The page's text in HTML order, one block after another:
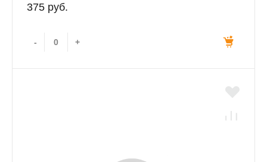
Чуковского. Клавир. Средние и старшие классы
375 руб.
- +